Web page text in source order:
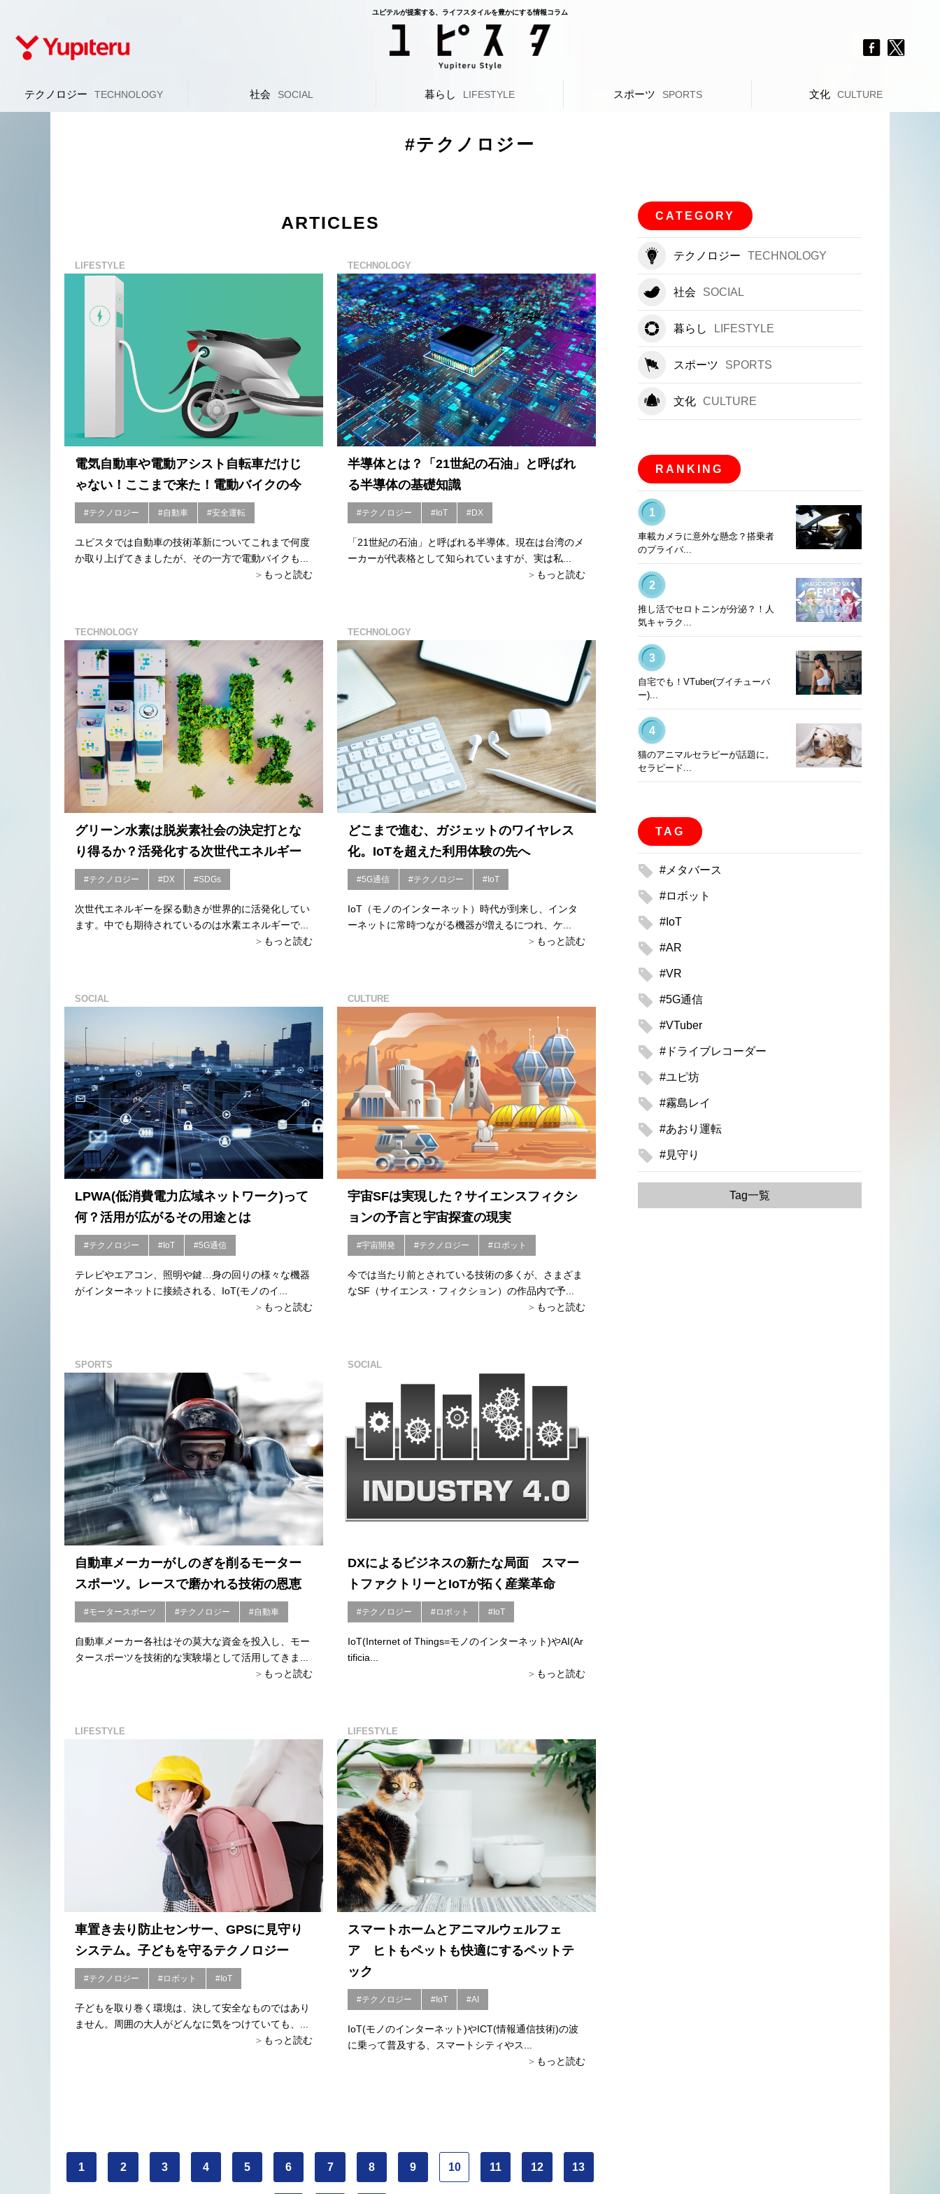
ユピテルが提案する、ライフスタイルを豊かにする情報コラム
テクノロジー TECHNOLOGY 社会 SOCIAL 暮らし LIFESTYLE スポーツ SPORTS 文化 CULTURE
#テクノロジー
ARTICLES
LIFESTYLE
電気自動車や電動アシスト自転車だけじ
ゃない！ここまで来た！電動バイクの今
#テクノロジー #自動車 #安全運転
ユピスタでは自動車の技術革新についてこれまで何度
か取り上げてきましたが、その一方で電動バイクも...
もっと読む
TECHNOLOGY
半導体とは？「21世紀の石油」と呼ばれ
る半導体の基礎知識
#テクノロジー #IoT #DX
「21世紀の石油」と呼ばれる半導体。現在は台湾のメ
ーカーが代表格として知られていますが、実は私...
もっと読む
TECHNOLOGY
グリーン水素は脱炭素社会の決定打とな
り得るか？活発化する次世代エネルギー
#テクノロジー #DX #SDGs
次世代エネルギーを探る動きが世界的に活発化してい
ます。中でも期待されているのは水素エネルギーで...
もっと読む
TECHNOLOGY
どこまで進む、ガジェットのワイヤレス
化。IoTを超えた利用体験の先へ
#5G通信 #テクノロジー #IoT
IoT（モノのインターネット）時代が到来し、インタ
ーネットに常時つながる機器が増えるにつれ、ケ...
もっと読む
SOCIAL
LPWA(低消費電力広域ネットワーク)って
何？活用が広がるその用途とは
#テクノロジー #IoT #5G通信
テレビやエアコン、照明や鍵…身の回りの様々な機器
がインターネットに接続される、IoT(モノのイ...
もっと読む
CULTURE
宇宙SFは実現した？サイエンスフィクシ
ョンの予言と宇宙探査の現実
#宇宙開発 #テクノロジー #ロボット
今では当たり前とされている技術の多くが、さまざま
なSF（サイエンス・フィクション）の作品内で予...
もっと読む
SPORTS
自動車メーカーがしのぎを削るモーター
スポーツ。レースで磨かれる技術の恩恵
#モータースポーツ #テクノロジー #自動車
自動車メーカー各社はその莫大な資金を投入し、モー
タースポーツを技術的な実験場として活用してきま...
もっと読む
SOCIAL
DXによるビジネスの新たな局面 スマー
トファクトリーとIoTが拓く産業革命
#テクノロジー #ロボット #IoT
IoT(Internet of Things=モノのインターネット)やAI(Ar
tificia...
もっと読む
LIFESTYLE
車置き去り防止センサー、GPSに見守り
システム。子どもを守るテクノロジー
#テクノロジー #ロボット #IoT
子どもを取り巻く環境は、決して安全なものではあり
ません。周囲の大人がどんなに気をつけていても、...
もっと読む
LIFESTYLE
スマートホームとアニマルウェルフェ
ア ヒトもペットも快適にするペットテ
ック
#テクノロジー #IoT #AI
IoT(モノのインターネット)やICT(情報通信技術)の波
に乗って普及する、スマートシティやス...
もっと読む
1 2 3 4 5 6 7 8 9 10 11 12 13
CATEGORY
テクノロジー TECHNOLOGY
社会 SOCIAL
暮らし LIFESTYLE
スポーツ SPORTS
文化 CULTURE
RANKING
1
車載カメラに意外な懸念？搭乗者
のプライバ...
2
推し活でセロトニンが分泌？！人
気キャラク...
3
自宅でも！VTuber(ブイチューバ
ー)...
4
猫のアニマルセラピーが話題に。
セラピード...
TAG
#メタバース
#ロボット
#IoT
#AR
#VR
#5G通信
#VTuber
#ドライブレコーダー
#ユピ坊
#霧島レイ
#あおり運転
#見守り
Tag一覧